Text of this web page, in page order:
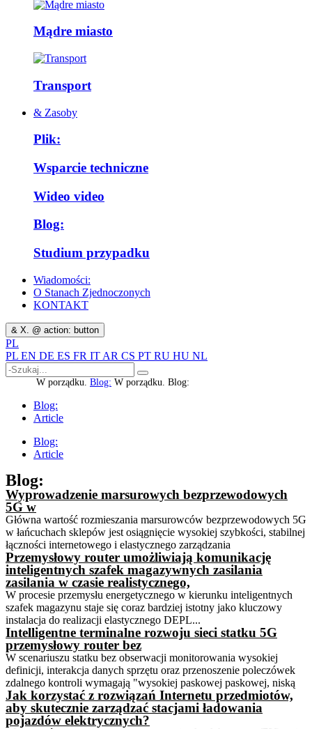
Mądre miasto
Transport
& Zasoby
Plik:
Wsparcie techniczne
Wideo video
Blog:
Studium przypadku
Wiadomości:
O Stanach Zjednoczonych
KONTAKT
& X. @ action: button
PL
PL EN DE ES FR IT AR CS PT RU HU NL
W porządku. Blog: W porządku. Blog:
Blog:
Article
Blog:
Article
Blog:
Wyprowadzenie marsurowych bezprzewodowych
5G w
Główna wartość rozmieszania marsurowców bezprzewodowych 5G
w łańcuchach sklepów jest osiągnięcie wysokiej szybkości, stabilnej
łączności internetowego i elastycznego zarządzania
Przemysłowy router umożliwiają komunikację
inteligentnych szafek magazywnych zasilania
zasilania w czasie realistycznego,
W procesie przemysłu energetycznego w kierunku inteligentnych
szafek magazynu staje się coraz bardziej istotny jako kluczowy
instalacja do realizacji elastycznego DEPL...
Intelligentne terminalne rozwoju sieci statku 5G
przemysłowy router bez
W scenariuszu statku bez obserwacji monitorowania wysokiej
definicji, interakcja danych sprzętu oraz przenoszenie poleczówek
zdalnego kontroli wymagają "wysokiej paskowej paskowej, niską
Jak korzystać z rozwiązań Internetu przedmiotów,
aby skutecznie zarządzać stacjami ładowania
pojazdów elektrycznych?